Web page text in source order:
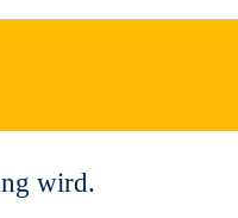
wird.